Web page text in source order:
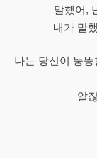
말했어,
내가 말
나는 당신이 뚱
알